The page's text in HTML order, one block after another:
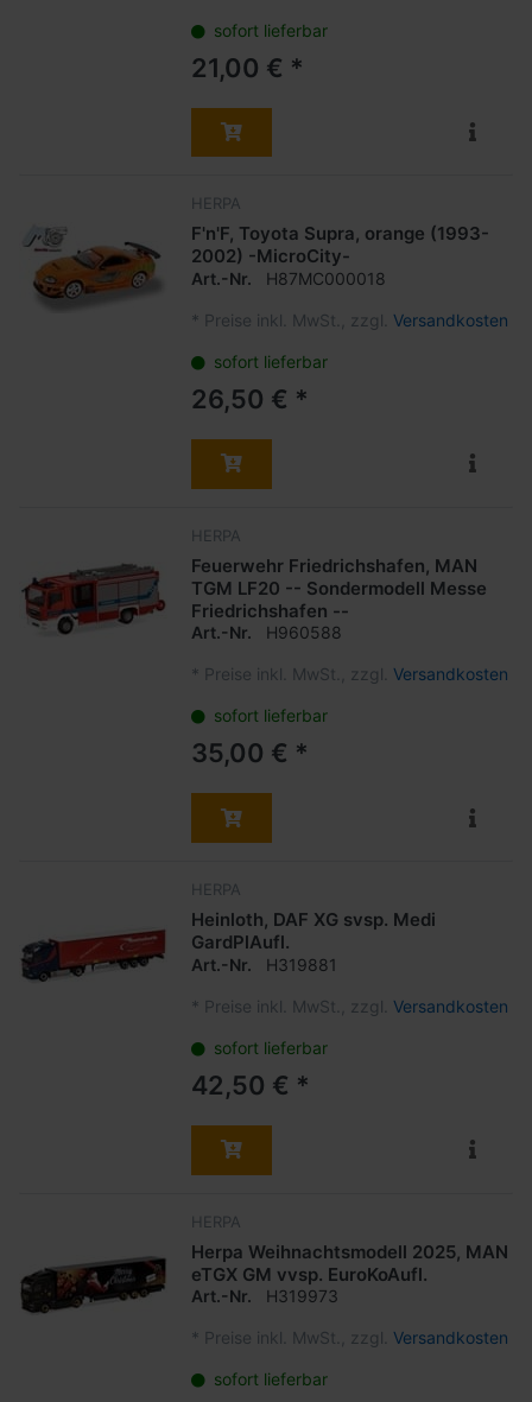
sofort lieferbar
21,00 € *
HERPA
F'n'F, Toyota Supra, orange (1993-
2002) -MicroCity-
Art.-Nr. H87MC000018
* Preise inkl. MwSt., zzgl. Versandkosten
sofort lieferbar
26,50 € *
HERPA
Feuerwehr Friedrichshafen, MAN
TGM LF20 -- Sondermodell Messe
Friedrichshafen --
Art.-Nr. H960588
* Preise inkl. MwSt., zzgl. Versandkosten
sofort lieferbar
35,00 € *
HERPA
Heinloth, DAF XG svsp. Medi
GardPlAufl.
Art.-Nr. H319881
* Preise inkl. MwSt., zzgl. Versandkosten
sofort lieferbar
42,50 € *
HERPA
Herpa Weihnachtsmodell 2025, MAN
eTGX GM vvsp. EuroKoAufl.
Art.-Nr. H319973
* Preise inkl. MwSt., zzgl. Versandkosten
sofort lieferbar